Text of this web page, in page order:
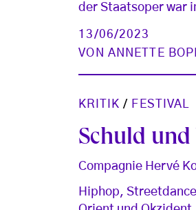
der Staatsoper war
13/06/2023
VON ANNETTE
KRITIK / FESTIVAL
Schuld und
Compagnie Hervé
Hiphop,